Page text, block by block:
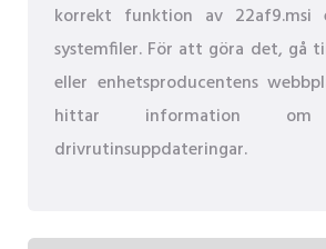
korrekt funktion av 22af9.msi
systemfiler. För att göra det, gå
eller enhetsproducentens
hittar information om
drivrutinsuppdateringar.